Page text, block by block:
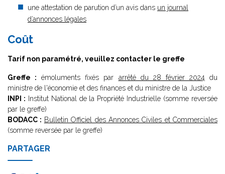
une attestation de parution d’un avis dans un journal
d’annonces légales
Coût
Tarif non paramétré, veuillez contacter le greffe
Greffe : émoluments fixés par arrêté du 28 février 2024 du
ministre de l'économie et des finances et du ministre de la Justice
INPI : Institut National de la Propriété Industrielle (somme reversée
par le greffe)
BODACC : Bulletin Officiel des Annonces Civiles et Commerciales
(somme reversée par le greffe)
PARTAGER